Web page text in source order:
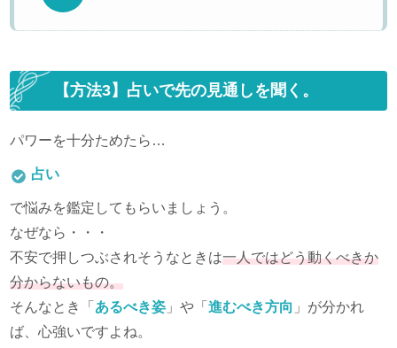
【方法3】占いで先の見通しを聞く。
パワーを十分ためたら…
占い
で悩みを鑑定してもらいましょう。
なぜなら・・・
不安で押しつぶされそうなときは一人ではどう動くべきか
分からないもの。
そんなとき「 あるべき姿 」や「 進むべき方向 」が分かれ
ば、心強いですよね。